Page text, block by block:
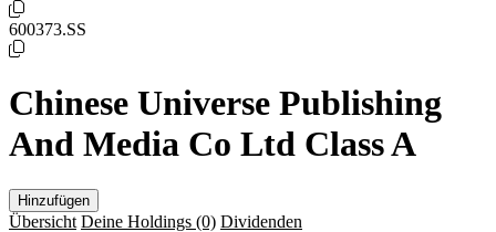
600373.SS
Chinese Universe Publishing
And Media Co Ltd Class A
Hinzufügen
Übersicht Deine Holdings (0) Dividenden